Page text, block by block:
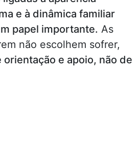
e à dinâmica familiar
papel importante. As
não escolhem sofrer,
orientação e apoio, não de